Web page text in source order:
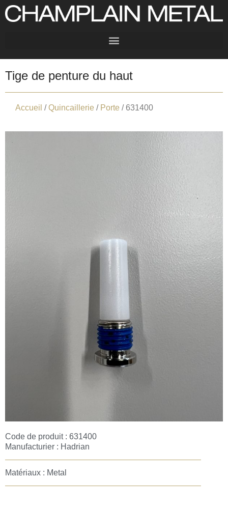
Tige de penture du haut
Accueil /Quincaillerie / Porte / 631400
Code de produit : 631400
Manufacturier : Hadrian
Matériaux : Metal